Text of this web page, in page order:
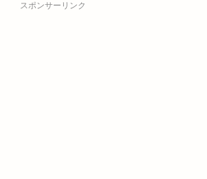
スポンサーリンク